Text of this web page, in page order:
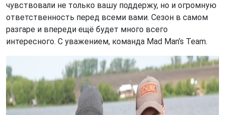
чувствовали не только вашу поддержу, но и огромную
ответственность перед всеми вами. Сезон в самом
разгаре и впереди ещё будет много всего
интересного. С уважением, команда Mad Man’s Team.